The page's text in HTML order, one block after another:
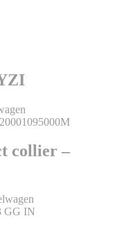
collier –